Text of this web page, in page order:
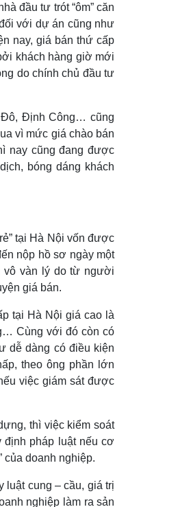
đầu tư trót “ôm” căn
với dự án cũng như
nay, giá bán thứ cấp
khách hàng giờ mới
do chính chủ đầu tư
Đô, Định Công… cũng
vì mức giá chào bán
nay cũng đang được
bóng dáng khách
tại Hà Nội vốn được
nộp hồ sơ ngày một
vô vàn lý do từ người
giá bán.
tại Hà Nội giá cao là
Cùng với đó còn có
dễ dàng có điều kiện
theo ông phần lớn
việc giám sát được
thì việc kiểm soát
pháp luật nếu cơ
của doanh nghiệp.
luật cung – cầu, giá trị
nghiệp làm ra sản